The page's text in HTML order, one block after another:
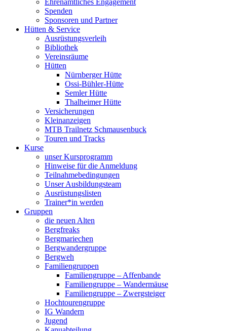
Ehrenamtliches Engagement
Spenden
Sponsoren und Partner
Hütten & Service
Ausrüstungsverleih
Bibliothek
Vereinsräume
Hütten
Nürnberger Hütte
Ossi-Bühler-Hütte
Semler Hütte
Thalheimer Hütte
Versicherungen
Kleinanzeigen
MTB Trailnetz Schmausenbuck
Touren und Tracks
Kurse
unser Kursprogramm
Hinweise für die Anmeldung
Teilnahmebedingungen
Unser Ausbildungsteam
Ausrüstungslisten
Trainer*in werden
Gruppen
die neuen Alten
Bergfreaks
Bergmariechen
Bergwandergruppe
Bergweh
Familiengruppen
Familiengruppe – Affenbande
Familiengruppe – Wandermäuse
Familiengruppe – Zwergsteiger
Hochtourengruppe
IG Wandern
Jugend